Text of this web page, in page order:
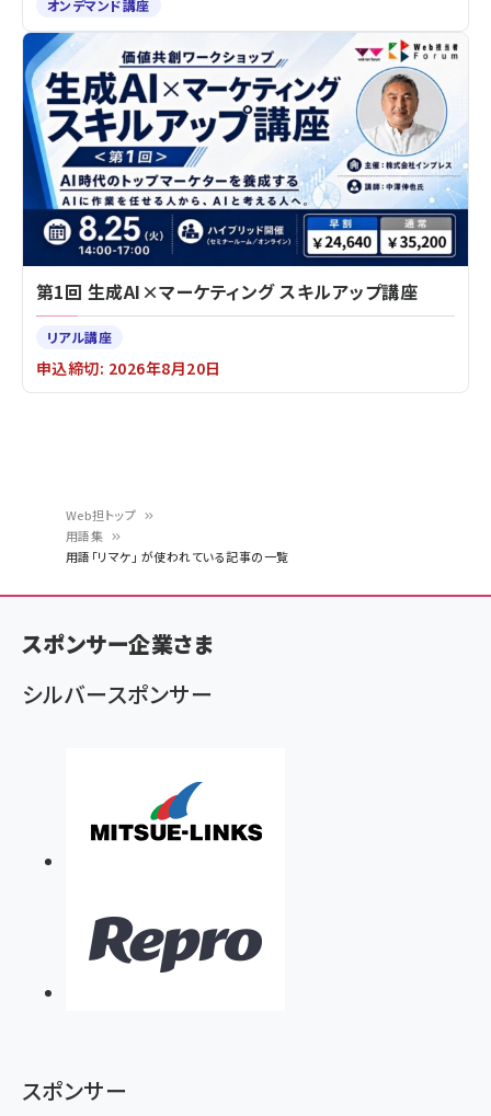
ン
く
ず
Web担トップ
用語集
用語「リマケ」 が使われている記事の一覧
オンデマンド講座
第1回 生成AI×マーケティング スキルアップ講座
リアル講座
申込締切: 2026年8月20日
スポンサー企業さま
シルバースポンサー
スポンサー